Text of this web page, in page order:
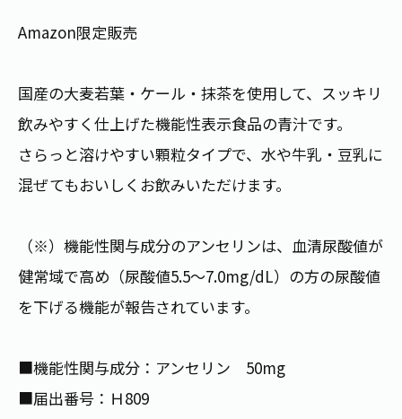
伊藤園レディス
Amazon限定販売
国産の大麦若葉・ケール・抹茶を使用して、スッキリ
飲みやすく仕上げた機能性表示食品の青汁です。
さらっと溶けやすい顆粒タイプで、水や牛乳・豆乳に
混ぜてもおいしくお飲みいただけます。
（※）機能性関与成分のアンセリンは、血清尿酸値が
健常域で高め（尿酸値5.5～7.0mg/dL）の方の尿酸値
を下げる機能が報告されています。
■機能性関与成分：アンセリン 50mg
■届出番号：Ｈ809